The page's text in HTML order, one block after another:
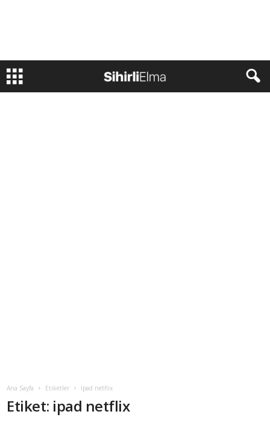
Ana Sayfa Etiketler Ipad netflix
Etiket: ipad netflix